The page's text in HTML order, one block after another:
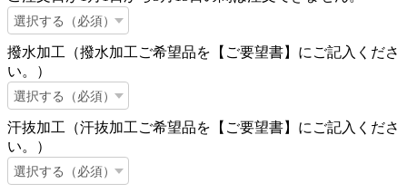
撥水加工（撥水加工ご希望品を【ご要望書】にご記入くださ
い。）
汗抜加工（汗抜加工ご希望品を【ご要望書】にご記入くださ
い。）